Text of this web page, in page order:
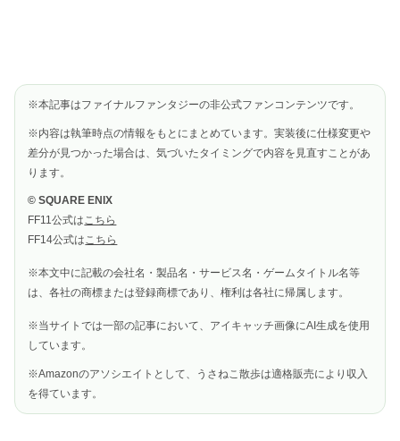
※本記事はファイナルファンタジーの非公式ファンコンテンツです。
※内容は執筆時点の情報をもとにまとめています。実装後に仕様変更や
差分が見つかった場合は、気づいたタイミングで内容を見直すことがあ
ります。
© SQUARE ENIX
FF11公式はこちら
FF14公式はこちら
※本文中に記載の会社名・製品名・サービス名・ゲームタイトル名等
は、各社の商標または登録商標であり、権利は各社に帰属します。
※当サイトでは一部の記事において、アイキャッチ画像にAI生成を使用
しています。
※Amazonのアソシエイトとして、うさねこ散歩は適格販売により収入
を得ています。